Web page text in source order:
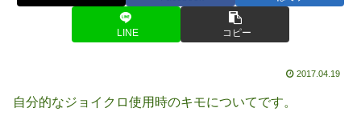
LINE コピー
2017.04.19
自分的なジョイクロ使用時のキモについてです。